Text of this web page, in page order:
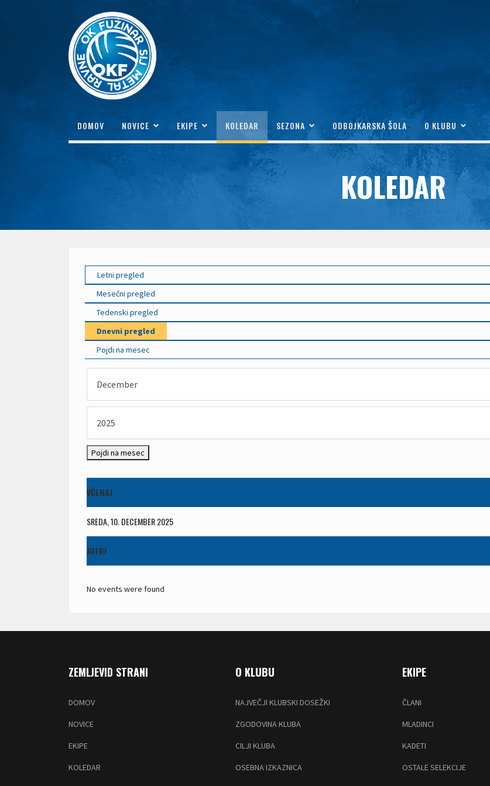
DOMOV NOVICE EKIPE KOLEDAR SEZONA ODBOJKARSKA ŠOLA O KLUBU
KOLEDAR
Letni pregled
Mesečni pregled
Tedenski pregled
Dnevni pregled
Pojdi na mesec
Pojdi na mesec
VČERAJ
SREDA, 10. DECEMBER 2025
JUTRI
No events were found
ZEMLJEVID STRANI
DOMOV
NOVICE
EKIPE
KOLEDAR
O KLUBU
NAJVEČJI KLUBSKI DOSEŽKI
ZGODOVINA KLUBA
CILJI KLUBA
OSEBNA IZKAZNICA
EKIPE
ČLANI
MLADINCI
KADETI
OSTALE SELEKCIJE